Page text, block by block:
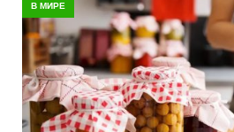
В МИРЕ